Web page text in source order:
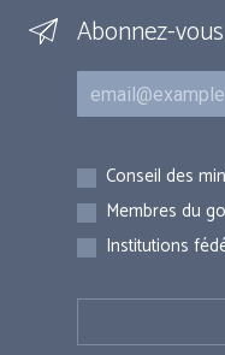
Abonnez-
Courriel
Inscriptions
Conseil des
Membres du
Institutions